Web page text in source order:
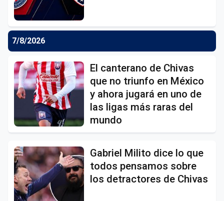
7/8/2026
El canterano de Chivas
que no triunfo en México
y ahora jugará en uno de
las ligas más raras del
mundo
Gabriel Milito dice lo que
todos pensamos sobre
los detractores de Chivas